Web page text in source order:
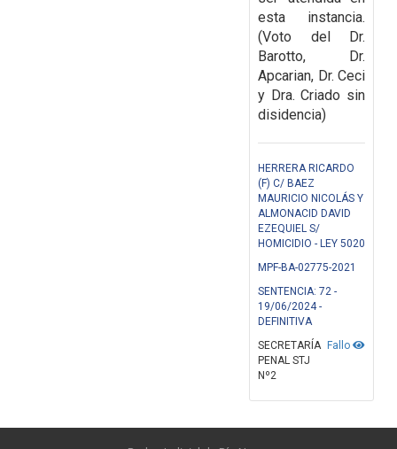
esta instancia.
(Voto del Dr.
Barotto, Dr.
Apcarian, Dr. Ceci
y Dra. Criado sin
disidencia)
HERRERA RICARDO
(F) C/ BAEZ
MAURICIO NICOLÁS Y
ALMONACID DAVID
EZEQUIEL S/
HOMICIDIO - LEY 5020
MPF-BA-02775-2021
SENTENCIA: 72 -
19/06/2024 -
DEFINITIVA
Fallo
SECRETARÍA
PENAL STJ
Nº2